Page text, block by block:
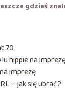
gdzieś
70
hippie na
imprezę
– jak się ubrać?